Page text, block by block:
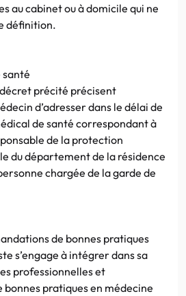
au cabinet ou à domicile qui ne
définition.
santé
précité précisent
d’adresser dans le délai de
de santé correspondant à
de la protection
du département de la résidence
chargée de la garde de
de bonnes pratiques
s’engage à intégrer dans sa
professionnelles et
pratiques en médecine